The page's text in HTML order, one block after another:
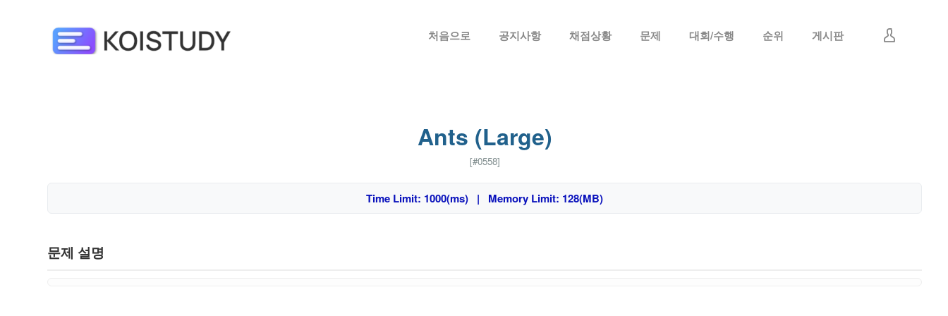
처음으로 공지사항 채점상황 문제 대회/수행 순위 게시판
Ants (Large)
[#0558]
Time Limit: 1000(ms) | Memory Limit: 128(MB)
문제 설명